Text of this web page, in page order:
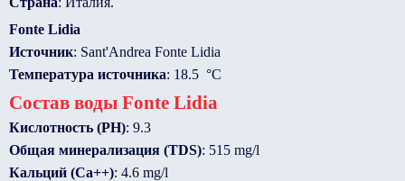
Fonte Lidia
Источник: Sant'Andrea Fonte Lidia
Температура источника: 18.5 °C
Состав воды Fonte Lidia
Кислотность (PH): 9.3
Общая минерализация (TDS): 515 mg/l
Кальций (Ca++): 4.6 mg/l